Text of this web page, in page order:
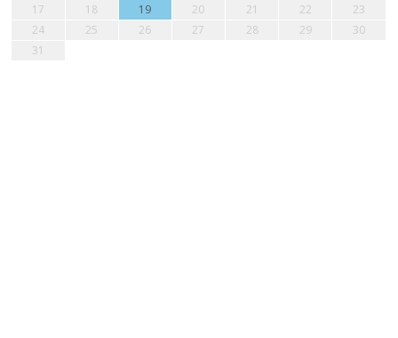
17
18 19 20 21 22
23
24
25 26 27 28 29
30
31